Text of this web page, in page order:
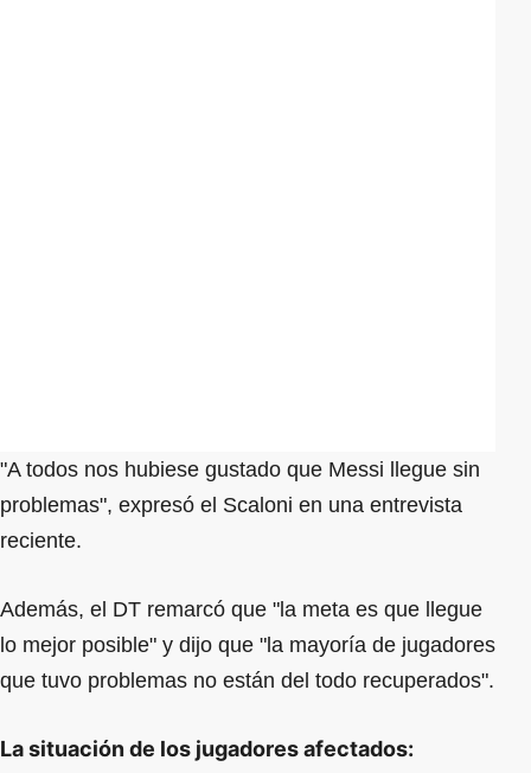
"A todos nos hubiese gustado que Messi llegue sin
problemas", expresó el Scaloni en una entrevista
reciente.
Además, el DT remarcó que "la meta es que llegue
lo mejor posible" y dijo que "la mayoría de jugadores
que tuvo problemas no están del todo recuperados".
La situación de los jugadores afectados: